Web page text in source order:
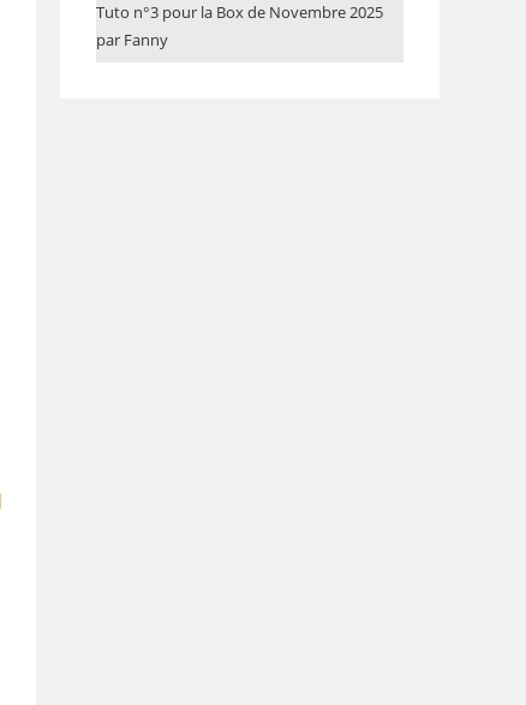
Tuto n°3 pour la Box de Novembre 2025
par Fanny